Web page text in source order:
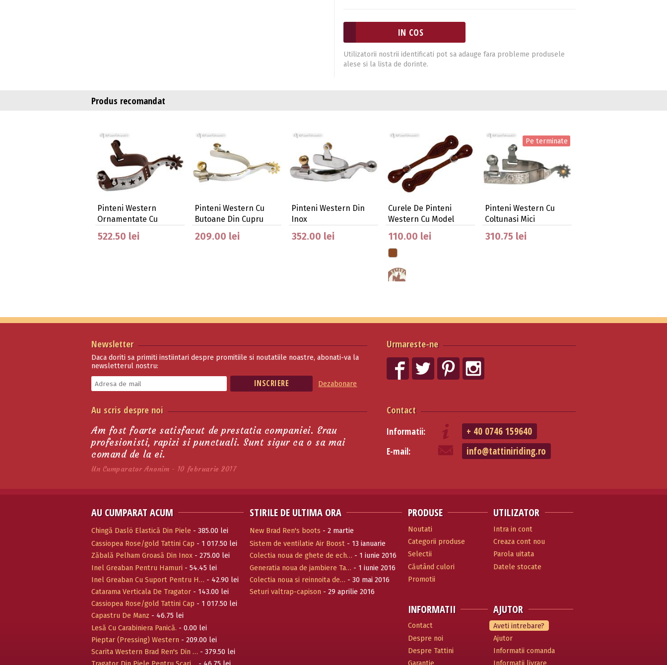
Utilizatorii nostrii identificati pot sa adauge fara probleme produsele
alese si la lista de dorinte.
Produs recomandat
Pinteni Western
Ornamentate Cu
Stelute …
522.50 lei
Pinteni Western Cu
Butoane Din Cupru
209.00 lei
Pinteni Western Din
Inox
352.00 lei
Curele De Pinteni
Western Cu Model
110.00 lei
Pe terminate
Pinteni Western Cu
Coltunasi Mici
310.75 lei
Reining Cu Zece Brate,
423.50 lei
Urmareste-ne
Newsletter
Daca doriti sa primiti instiintari despre promitiile si noutatiile noastre, abonati-va la
newsletterul nostru:
Dezabonare
Contact
Informatii: + 40 0746 159640
E-mail: info@tattiniriding.ro
Au scris despre noi
Am fost foarte satisfacut de prestatia companiei. Erau
profesionisti, rapizi si punctuali. Sunt sigur ca o sa mai
comand de la ei.
Un Cumparator Anonim - 10 februarie 2017
AU CUMPARAT ACUM
Chingă Daslö Elastică Din Piele - 385.00 lei
Cassiopea Rose/gold Tattini Cap - 1 017.50 lei
Zăbală Pelham Groasă Din Inox - 275.00 lei
Inel Greaban Pentru Hamuri - 54.45 lei
Inel Greaban Cu Suport Pentru H… - 42.90 lei
Catarama Verticala De Tragator - 143.00 lei
Cassiopea Rose/gold Tattini Cap - 1 017.50 lei
Capastru De Manz - 46.75 lei
Lesă Cu Carabiniera Panică. - 0.00 lei
Pieptar (Pressing) Western - 209.00 lei
Scarita Western Brad Ren's Din … - 379.50 lei
STIRILE DE ULTIMA ORA
New Brad Ren's boots - 2 martie
Sistem de ventilatie Air Boost- 13 ianuarie
2017
Colectia noua de ghete de ech… - 1 iunie 2016
Generatia noua de jambiere Ta… - 1 iunie 2016
Colectia noua si reinnoita de… - 30 mai 2016
Seturi valtrap-capison - 29 aprilie 2016
PRODUSE
Noutati
Categorii produse
Selectii
Căutând culori
Promotii
INFORMATII
Contact
Despre noi
Despre Tattini
Garantie
UTILIZATOR
Intra in cont
Creaza cont nou
Parola uitata
Datele stocate
AJUTOR
Aveti intrebare?
Ajutor
Informatii comanda
Informatii livrare